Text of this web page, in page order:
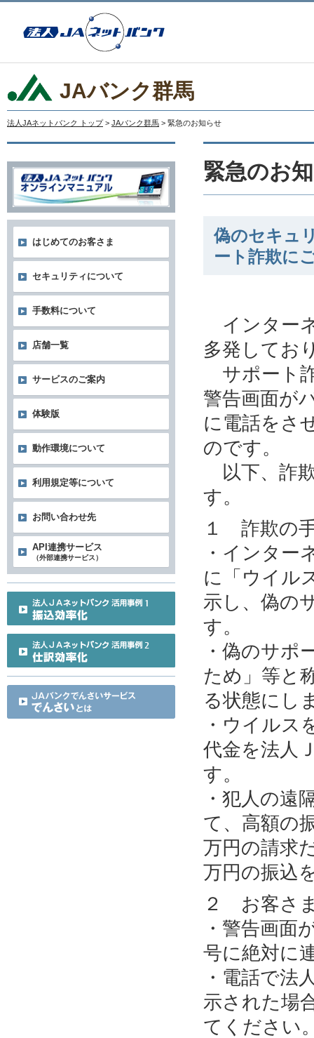
JAバンク群馬
法人JAネットバンク トップ > JAバンク群馬 > 緊急のお知らせ
緊急のお
偽のセキュ
ート詐欺に
インター
多発してお
サポート
警告画面が
に電話をさ
のです。
以下、詐
す。
１ 詐欺の
・インター
に「ウイル
示し、偽の
す。
・偽のサポ
ため」等と
る状態にし
・ウイルス
代金を法人
す。
・犯人の遠
て、高額の
万円の請求
万円の振込
２ お客さ
・警告画面
号に絶対に
・電話で法
示された場
てください
はじめてのお客さま
セキュリティについて
手数料について
店舗一覧
サービスのご案内
体験版
動作環境について
利用規定等について
お問い合わせ先
API連携サービス
（外部連携サービス）